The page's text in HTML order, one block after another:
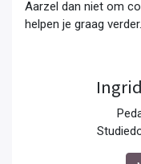
Aarzel dan niet om
helpen je graag verder.